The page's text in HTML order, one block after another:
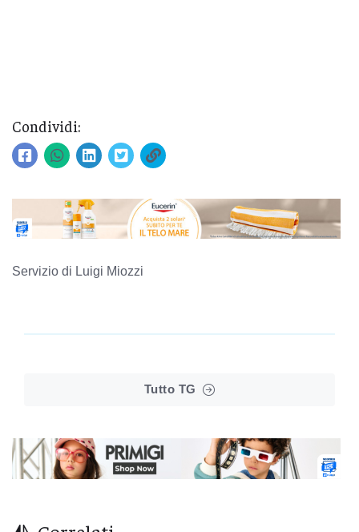
Condividi:
Servizio di Luigi Miozzi
Tutto TG